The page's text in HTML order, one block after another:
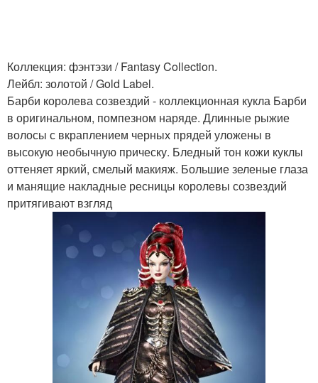
Коллекция: фэнтэзи / Fantasy Collection.
Лейбл: золотой / Gold Label.
Барби королева созвездий - коллекционная кукла Барби
в оригинальном, помпезном наряде. Длинные рыжие
волосы с вкраплением черных прядей уложены в
высокую необычную прическу. Бледный тон кожи куклы
оттеняет яркий, смелый макияж. Большие зеленые глаза
и манящие накладные ресницы королевы созвездий
притягивают взгляд